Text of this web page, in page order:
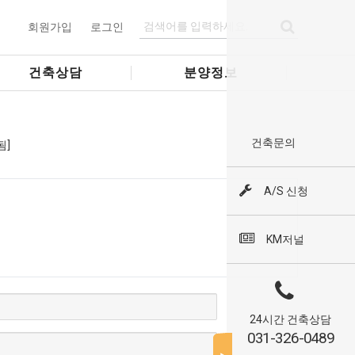
회원가입 로그인
건축상담 분양정보
] 건축문의
A/S 신청
KM저널
24시간 건축상담
031-326-0489